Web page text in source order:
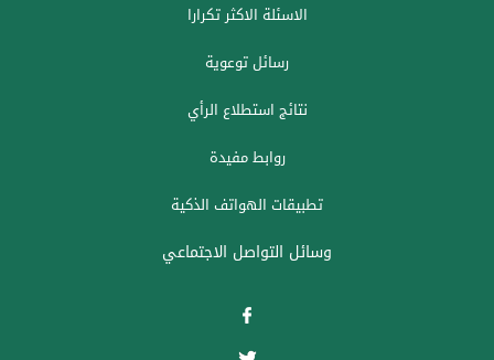
الاسئلة الاكثر تكرارا
رسائل توعوية
نتائج استطلاع الرأي
روابط مفيدة
تطبيقات الهواتف الذكية
وسائل التواصل الاجتماعي